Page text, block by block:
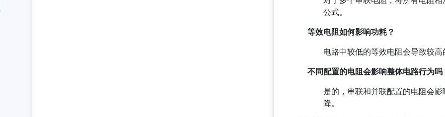
公式。
等效电阻如何影响功耗？
电路中较低的等效电阻会导致较
不同配置的电阻会影响整体电路行为吗
是的，串联和并联配置的电阻会
降。